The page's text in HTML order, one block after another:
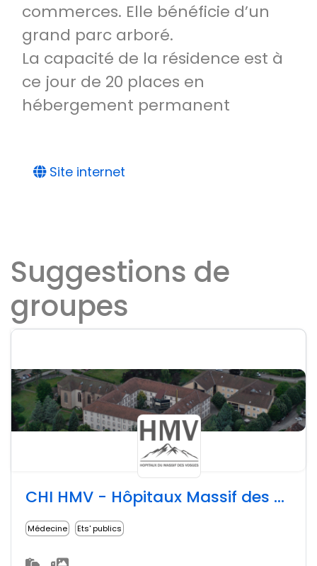
commerces. Elle bénéficie d’un
grand parc arboré.
La capacité de la résidence est à
ce jour de 20 places en
hébergement permanent
Site internet
Suggestions de
groupes
CHI HMV - Hôpitaux Massif des Vosges
Médecine Ets' publics